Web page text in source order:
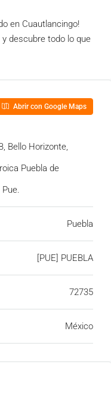
en Cuautlancingo!
y descubre todo lo que
Abrir con Google Maps
Bello Horizonte,
Puebla de
Puebla
[PUE] PUEBLA
72735
México